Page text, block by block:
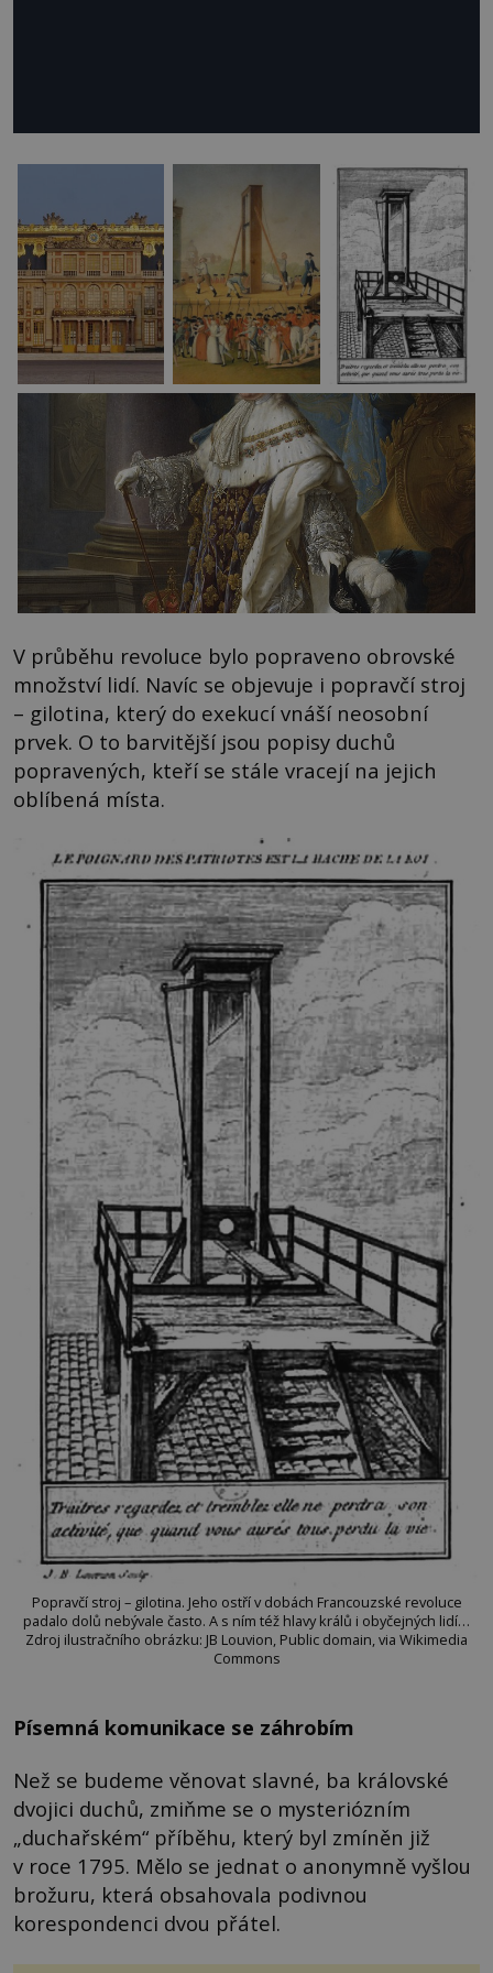
V průběhu revoluce bylo popraveno obrovské
množství lidí. Navíc se objevuje i popravčí stroj
– gilotina, který do exekucí vnáší neosobní
prvek. O to barvitější jsou popisy duchů
popravených, kteří se stále vracejí na jejich
oblíbená místa.
Popravčí stroj – gilotina. Jeho ostří v dobách Francouzské revoluce
padalo dolů nebývale často. A s ním též hlavy králů i obyčejných lidí…
Zdroj ilustračního obrázku: JB Louvion, Public domain, via Wikimedia
Commons
Písemná komunikace se záhrobím
Než se budeme věnovat slavné, ba královské
dvojici duchů, zmiňme se o mysteriózním
„duchařském“ příběhu, který byl zmíněn již
v roce 1795. Mělo se jednat o anonymně vyšlou
brožuru, která obsahovala podivnou
korespondenci dvou přátel.